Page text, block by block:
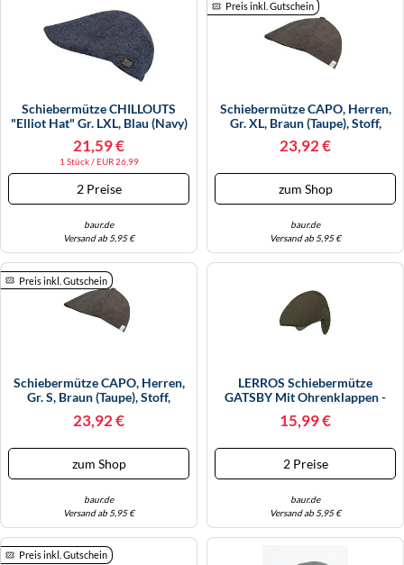
KINDERSCHUHE
LAUFSCHUHE
PANTOLETTEN
PUMPS
SANDALEN
SCHUHZUBEHÖR
SNEAKERS
STIEFEL
TREKKINGSANDALEN
STRANDTASCHEN
TASCHEN-ZUBEHÖR
Schiebermütze CHILLOUTS
"Elliot Hat" Gr. LXL, Blau (navy)
Damen Mützen (56469333-LXL)
Navy
21,59 €
1 Stück / EUR 26,99
2 Preise
baur.de
Versand ab 5,95 €
Preis inkl. Gutschein
Schiebermütze CAPO, Herren,
Gr. XL, Braun (taupe), Stoff,
Leinen, Unifarben, Mützen, Aus
Naturfaser, Baumwollfutter,
23,92 €
zum Shop
baur.de
Versand ab 5,95 €
Preis inkl. Gutschein
Schiebermütze CAPO, Herren,
Gr. S, Braun (taupe), Stoff,
Naturfaser, Baumwollfutter,
23,92 €
zum Shop
baur.de
Versand ab 5,95 €
LERROS Schiebermütze
GATSBY Mit Ohrenklappen -
15,99 €
2 Preise
baur.de
Versand ab 5,95 €
Preis inkl. Gutschein